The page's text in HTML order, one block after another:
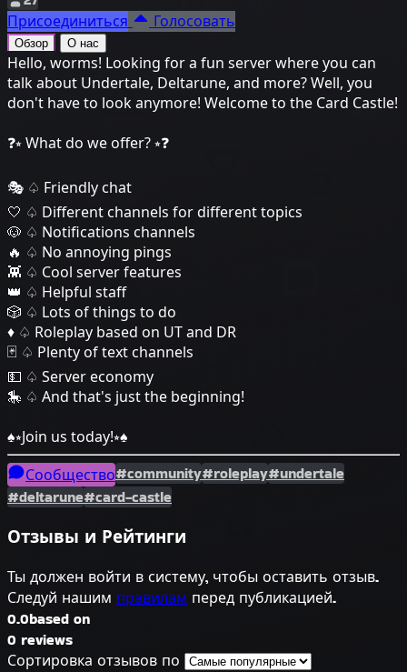
Присоединиться
Голосовать
Обзор О нас
Hello, worms! Looking for a fun server where you can
talk about Undertale, Deltarune, and more? Well, you
don't have to look anymore! Welcome to the Card Castle!
❓⭒ What do we offer? ⭒❓
🎭 ♤ Friendly chat
🤍 ♤ Different channels for different topics
🐶 ♤ Notifications channels
🔥 ♤ No annoying pings
👾 ♤ Cool server features
👑 ♤ Helpful staff
🎲 ♤ Lots of things to do
♦️ ♤ Roleplay based on UT and DR
🃏 ♤ Plenty of text channels
💵 ♤ Server economy
🎠 ♤ And that's just the beginning!
♠️⭒Join us today!⭒♠️
Сообщество#community#roleplay#undertale
#deltarune#card-castle
Отзывы и Рейтинги
Ты должен войти в систему, чтобы оставить отзыв.
Следуй нашим правилам перед публикацией.
0.0based on
0 reviews
Сортировка отзывов по